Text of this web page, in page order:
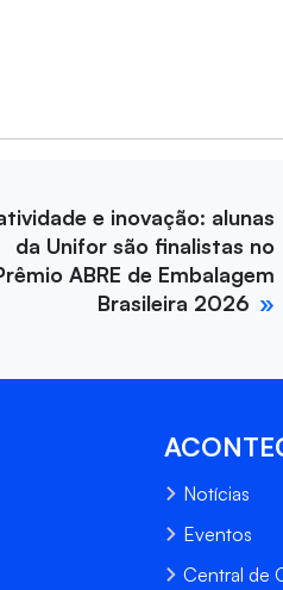
e inovação: alunas
da Unifor são finalistas no
ABRE de Embalagem
Brasileira 2026
Notícias
Eventos
Central de